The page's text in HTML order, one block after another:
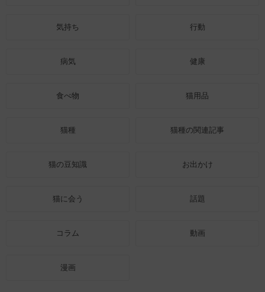
気持ち 行動
病気 健康
食べ物 猫用品
猫種 猫種の関連記事
猫の豆知識 お出かけ
猫に会う 話題
コラム 動画
漫画